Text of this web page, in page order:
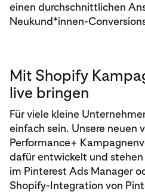
einen durchschnittlichen
Neukund*innen-
Mit Shopify
live bringen
Für viele kleine
einfach sein. Unsere neuen
Performance+
dafür entwickelt und
im Pinterest Ads Manager
Shopify-Integration von